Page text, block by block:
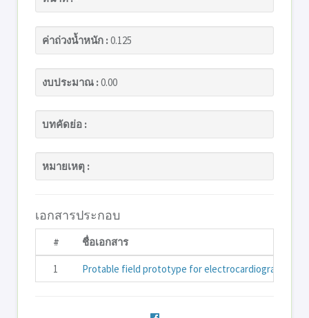
ค่าถ่วงน้ำหนัก :0.125
งบประมาณ :0.00
บทคัดย่อ :
หมายเหตุ :
เอกสารประกอบ
# ชื่อเอกสาร
1 Protable field prototype for electrocardiogram